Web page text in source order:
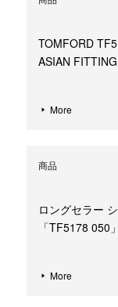
TOMFORD
ASIAN FITTING
More
商品
ロングセラー
「TF5178 050」
More